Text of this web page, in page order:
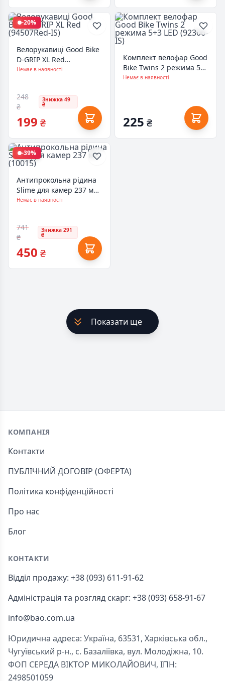
-20%
Велорукавиці Good Bike
D-GRIP XL Red
(94507Red-IS)
Немає в наявності
248
₴
Знижка 49
₴
199 ₴
Комплект велофар Good
Bike Twins 2 режима 5+3
LED (92306-IS)
Немає в наявності
225 ₴
-39%
Антипрокольна рідина
Slime для камер 237 мл
(10015)
Немає в наявності
741
₴
Знижка 291
₴
450 ₴
Показати ще
Footer
КОМПАНІЯ
Контакти
ПУБЛІЧНИЙ ДОГОВІР (ОФЕРТА)
Політика конфіденційності
Про нас
Блог
КОНТАКТИ
Відділ продажу: +38 (093) 611-91-62
Адміністрація та розгляд скарг: +38 (093) 658-91-67
info@bao.com.ua
Юридична адреса: Україна, 63531, Харківська обл.,
Чугуївський р-н., с. Базаліївка, вул. Молодіжна, 10.
ФОП СЕРЕДА ВІКТОР МИКОЛАЙОВИЧ, ІПН:
2498501059